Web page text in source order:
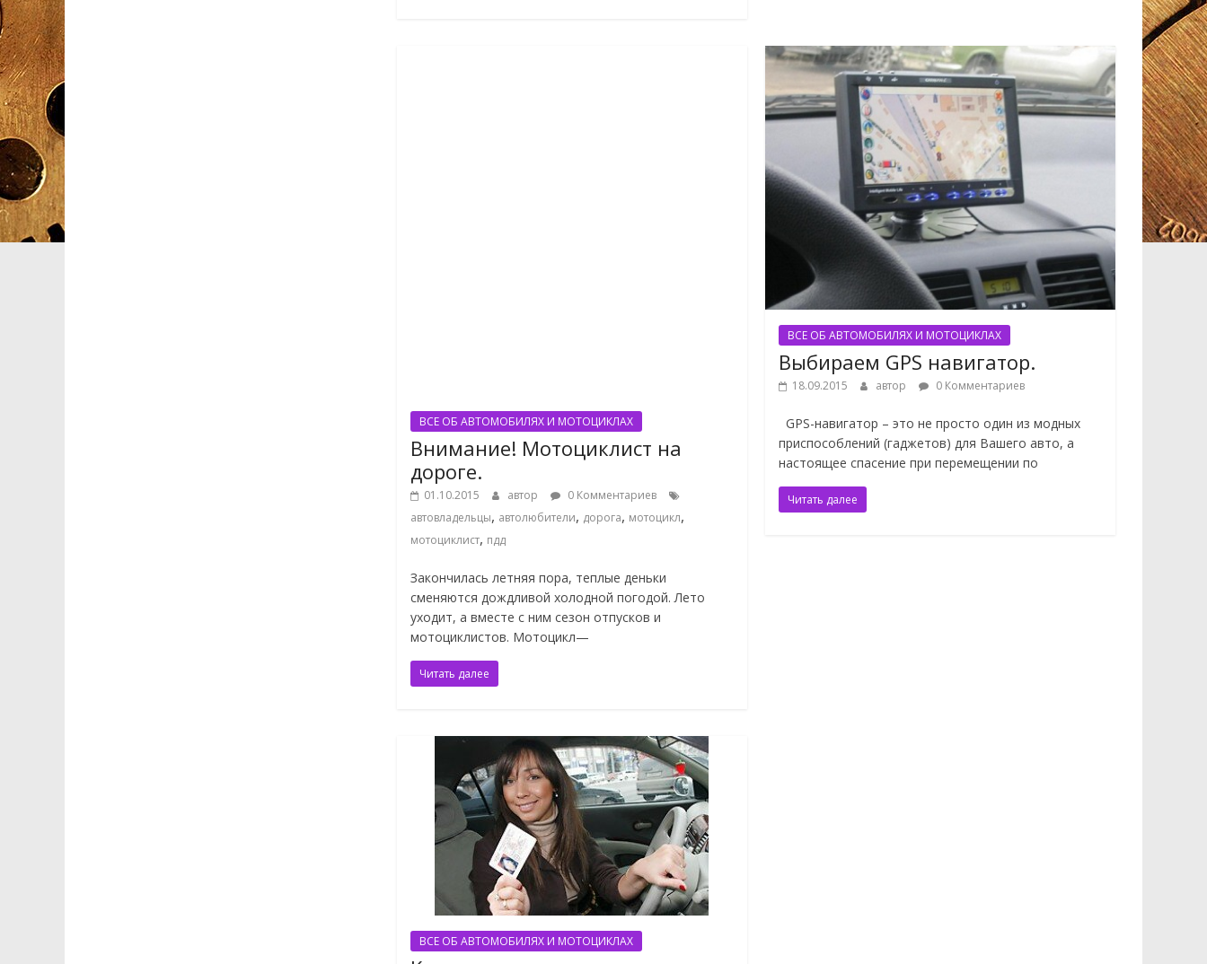
ВСЕ ОБ АВТОМОБИЛЯХ И МОТОЦИКЛАХ
Внимание! Мотоциклист на
дороге.
01.10.2015 автор
0 Комментариев
автовладельцы, автолюбители, дорога, мотоцикл,
мотоциклист, пдд
Закончилась летняя пора, теплые деньки
сменяются дождливой холодной погодой. Лето
уходит, а вместе с ним сезон отпусков и
мотоциклистов. Мотоцикл—
Читать далее
ВСЕ ОБ АВТОМОБИЛЯХ И МОТОЦИКЛАХ
Выбираем GPS навигатор.
18.09.2015 автор 0 Комментариев
GPS-навигатор – это не просто один из модных
приспособлений (гаджетов) для Вашего авто, а
настоящее спасение при перемещении по
Читать далее
ВСЕ ОБ АВТОМОБИЛЯХ И МОТОЦИКЛАХ